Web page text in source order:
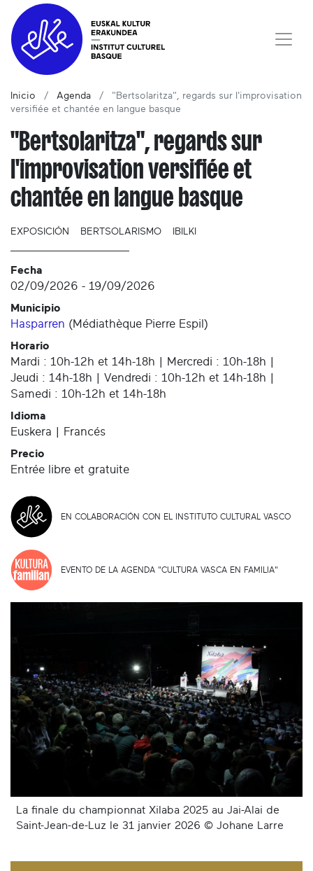
Inicio Agenda
"Bertsolaritza", regards sur l'improvisation
versifiée et chantée en langue basque
"Bertsolaritza", regards sur
l'improvisation versifiée et
chantée en langue basque
EXPOSICIÓN BERTSOLARISMO IBILKI
Fecha
02/09/2026 - 19/09/2026
Municipio
Hasparren (Médiathèque Pierre Espil )
Horario
Mardi : 10h-12h et 14h-18h | Mercredi : 10h-18h |
Jeudi : 14h-18h | Vendredi : 10h-12h et 14h-18h |
Samedi : 10h-12h et 14h-18h
Idioma
Euskera | Francés
Precio
Entrée libre et gratuite
EN COLABORACIÓN CON EL INSTITUTO CULTURAL VASCO
EVENTO DE LA AGENDA "CULTURA VASCA EN FAMILIA"
La finale du championnat Xilaba 2025 au Jai-Alai de
Saint-Jean-de-Luz le 31 janvier 2026 © Johane Larre